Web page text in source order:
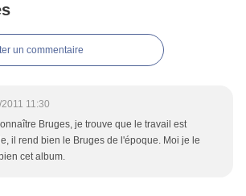
un commentaire
11:30
Bruges, je trouve que le travail est
il rend bien le Bruges de l'époque. Moi je le
cet album.